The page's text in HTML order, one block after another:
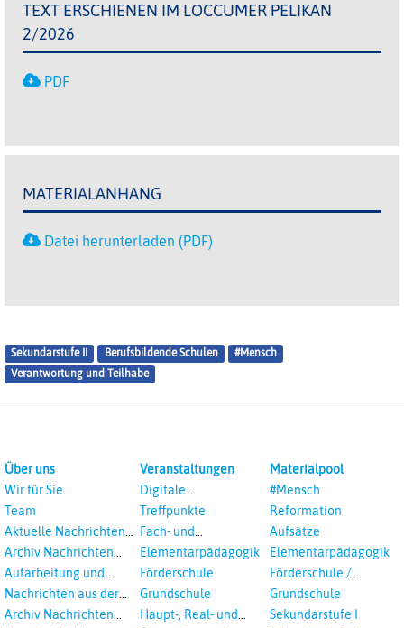
TEXT ERSCHIENEN IM LOCCUMER PELIKAN
2/2026
PDF
MATERIALANHANG
Datei herunterladen (PDF)
Sekundarstufe II Berufsbildende Schulen
#Mensch
Verantwortung und Teilhabe
Über uns
Wir für Sie
Team
Aktuelle Nachrichten
aus dem RPI
Archiv Nachrichten
aus dem RPI ab 2018
Aufarbeitung und
Prävention
Landeskirche und EKD
Nachrichten aus der
Landeskirche
Archiv Nachrichten
Veranstaltungen
Digitale
Veranstaltungen
Treffpunkte
Fach- und
Studientagungen
Elementarpädagogik
Förderschule
Grundschule
Haupt-, Real- und
Materialpool
#Mensch
Reformation
Aufsätze
Elementarpädagogik
Förderschule /
Inklusion
Grundschule
Sekundarstufe I